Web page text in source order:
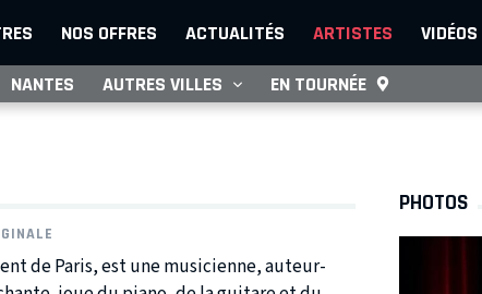
NOS OFFRES ACTUALITÉS ARTISTES VIDÉOS
NANTES AUTRES VILLES EN TOURNÉE
de Paris, est une musicienne, auteur-
PHOTOS